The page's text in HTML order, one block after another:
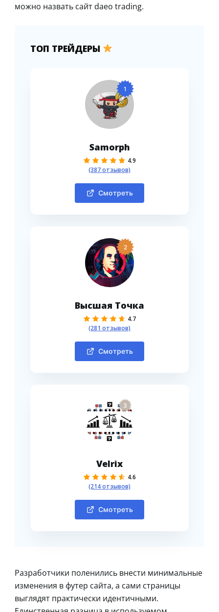
можно назвать сайт daeo trading.
ТОП ТРЕЙДЕРЫ
1
Samorph
4.9
(387 отзывов)
Смотреть
2
Высшая Точка
4.7
(281 отзывов)
Смотреть
3
Velrix
4.6
(214 отзывов)
Смотреть
Разработчики поленились внести минимальные
изменения в футер сайта, а сами страницы
выглядят практически идентичными.